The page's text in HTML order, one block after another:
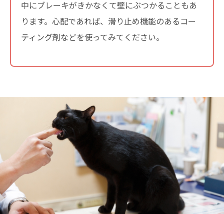
中にブレーキがきかなくて壁にぶつかることもあ
ります。心配であれば、滑り止め機能のあるコー
ティング剤などを使ってみてください。